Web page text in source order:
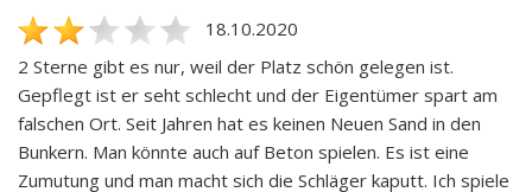
18.10.2020
2 Sterne gibt es nur, weil der Platz schön gelegen ist.
Gepflegt ist er seht schlecht und der Eigentümer spart am
falschen Ort. Seit Jahren hat es keinen Neuen Sand in den
Bunkern. Man könnte auch auf Beton spielen. Es ist eine
Zumutung und man macht sich die Schläger kaputt. Ich spiele